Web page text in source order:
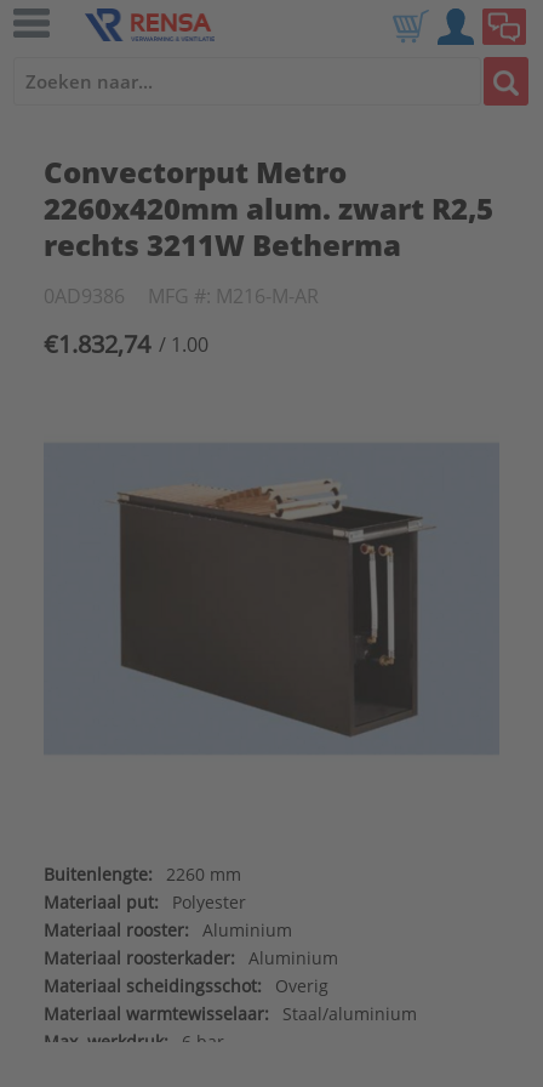
Convectorput Metro
2260x420mm alum. zwart R2,5
rechts 3211W Betherma
0AD9386 MFG #: M216-M-AR
€1.832,74 / 1.00
Buitenlengte:
2260 mm
Materiaal put:
Polyester
Materiaal rooster:
Aluminium
Materiaal roosterkader:
Aluminium
Materiaal scheidingsschot:
Overig
Materiaal warmtewisselaar:
Staal/aluminium
Max. werkdruk:
6 bar